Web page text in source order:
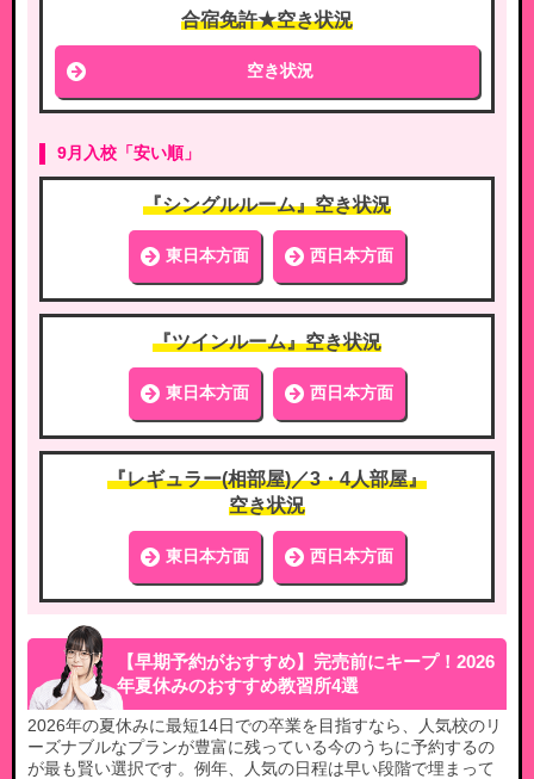
合宿免許★空き状況
空き状況
9月入校「安い順」
『シングルルーム』空き状況
東日本方面 西日本方面
『ツインルーム』空き状況
東日本方面 西日本方面
『レギュラー(相部屋)／3・4人部屋』
空き状況
東日本方面 西日本方面
【早期予約がおすすめ】完売前にキープ！2026
年夏休みのおすすめ教習所4選
2026年の夏休みに最短14日での卒業を目指すなら、人気校のリ
ーズナブルなプランが豊富に残っている今のうちに予約するの
が最も賢い選択です。例年、人気の日程は早い段階で埋まって